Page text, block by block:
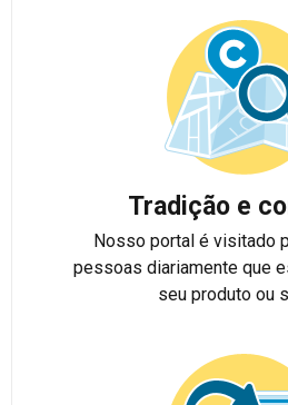
Tradição e
Nosso portal é visitado
pessoas diariamente que
seu produto ou